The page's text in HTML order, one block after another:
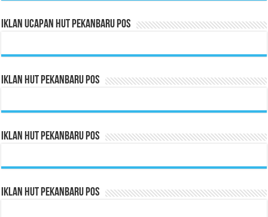
Iklan Ucapan HUT Pekanbaru Pos
Iklan HUT Pekanbaru Pos
Iklan HUT Pekanbaru Pos
Iklan HUT Pekanbaru Pos